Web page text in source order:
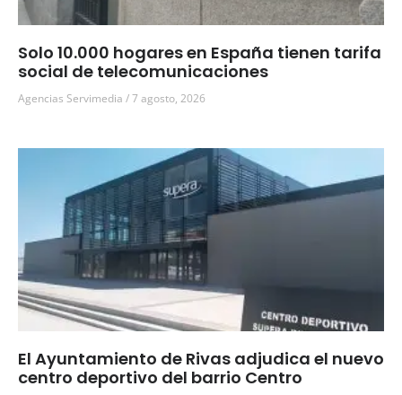
Solo 10.000 hogares en España tienen tarifa
social de telecomunicaciones
Agencias Servimedia 7 agosto, 2026
El Ayuntamiento de Rivas adjudica el nuevo
centro deportivo del barrio Centro